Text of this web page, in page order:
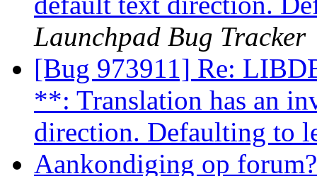
Launchpad Bug Tracker
[Bug 973911] Re:
**: Translation has an
direction. Defaulting to
Aankondiging op